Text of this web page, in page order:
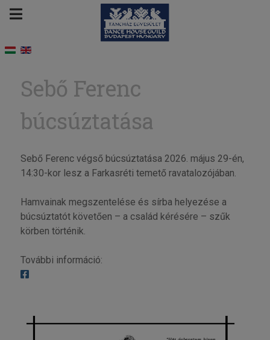
Sebő Ferenc
búcsúztatása
Sebő Ferenc végső búcsúztatása 2026. május 29-én,
14:30-kor lesz a Farkasréti temető ravatalozójában.
Hamvainak megszentelése és sírba helyezése a
búcsúztatót követően – a család kérésére – szűk
körben történik.
További információ: